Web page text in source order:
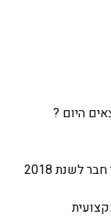
היום ?
לשנת 2018